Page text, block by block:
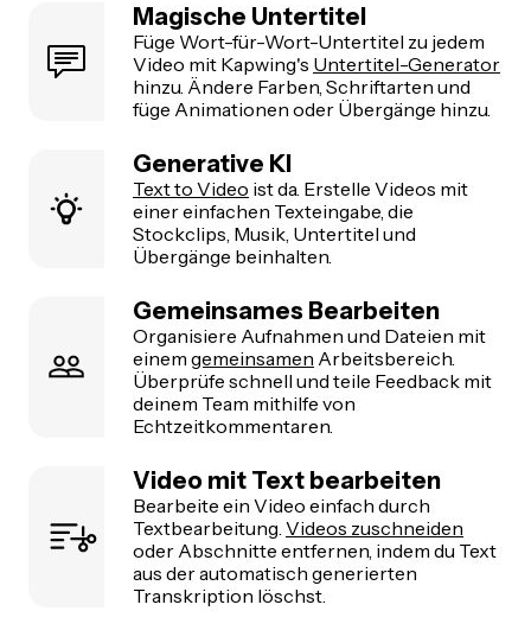
Magische Untertitel
Füge Wort-für-Wort-Untertitel zu jedem
Video mit Kapwing's Untertitel-Generator
hinzu. Ändere Farben, Schriftarten und
füge Animationen oder Übergänge hinzu.
Generative KI
Text to Video ist da. Erstelle Videos mit
einer einfachen Texteingabe, die
Stockclips, Musik, Untertitel und
Übergänge beinhalten.
Gemeinsames Bearbeiten
Organisiere Aufnahmen und Dateien mit
einem gemeinsamen Arbeitsbereich.
Überprüfe schnell und teile Feedback mit
deinem Team mithilfe von
Echtzeitkommentaren.
Video mit Text bearbeiten
Bearbeite ein Video einfach durch
Textbearbeitung. Videos zuschneiden
oder Abschnitte entfernen, indem du Text
aus der automatisch generierten
Transkription löschst.